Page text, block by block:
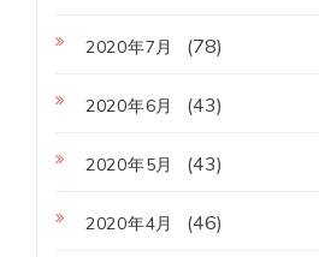
2020年7月 (78)
2020年6月 (43)
2020年5月 (43)
2020年4月 (46)